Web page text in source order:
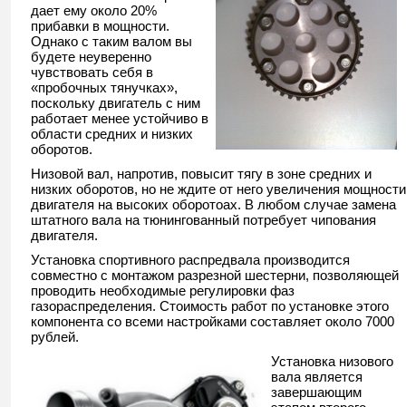
дает ему около 20%
прибавки в мощности.
Однако с таким валом вы
будете неуверенно
чувствовать себя в
«пробочных тянучках»,
поскольку двигатель с ним
работает менее устойчиво в
области средних и низких
оборотов.
Низовой вал, напротив, повысит тягу в зоне средних и
низких оборотов, но не ждите от него увеличения мощности
двигателя на высоких оборотоах. В любом случае замена
штатного вала на тюнингованный потребует чипования
двигателя.
Установка спортивного распредвала производится
совместно с монтажом разрезной шестерни, позволяющей
проводить необходимые регулировки фаз
газораспределения. Стоимость работ по установке этого
компонента со всеми настройками составляет около 7000
рублей.
Установка низового
вала является
завершающим